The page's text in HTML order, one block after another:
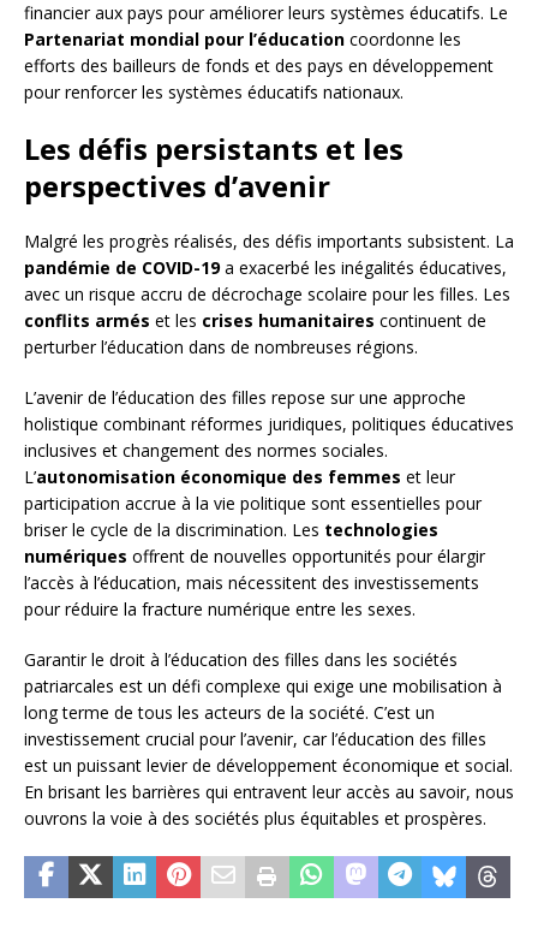
financier aux pays pour améliorer leurs systèmes éducatifs. Le
Partenariat mondial pour l’éducation coordonne les
efforts des bailleurs de fonds et des pays en développement
pour renforcer les systèmes éducatifs nationaux.
Les défis persistants et les
perspectives d’avenir
Malgré les progrès réalisés, des défis importants subsistent. La
pandémie de COVID-19a exacerbé les inégalités éducatives,
avec un risque accru de décrochage scolaire pour les filles. Les
conflits armés et les crises humanitaires continuent de
perturber l’éducation dans de nombreuses régions.
L’avenir de l’éducation des filles repose sur une approche
holistique combinant réformes juridiques, politiques éducatives
inclusives et changement des normes sociales.
L’autonomisation économique des femmes et leur
participation accrue à la vie politique sont essentielles pour
briser le cycle de la discrimination. Les technologies
numériques offrent de nouvelles opportunités pour élargir
l’accès à l’éducation, mais nécessitent des investissements
pour réduire la fracture numérique entre les sexes.
Garantir le droit à l’éducation des filles dans les sociétés
patriarcales est un défi complexe qui exige une mobilisation à
long terme de tous les acteurs de la société. C’est un
investissement crucial pour l’avenir, car l’éducation des filles
est un puissant levier de développement économique et social.
En brisant les barrières qui entravent leur accès au savoir, nous
ouvrons la voie à des sociétés plus équitables et prospères.